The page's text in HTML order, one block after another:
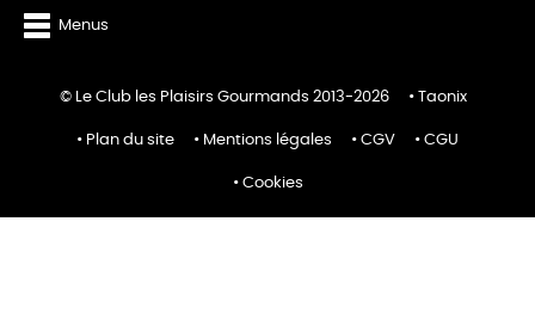
Menus
© Le Club les Plaisirs Gourmands 2013-2026 Taonix
Plan du site Mentions légales CGV CGU
Cookies